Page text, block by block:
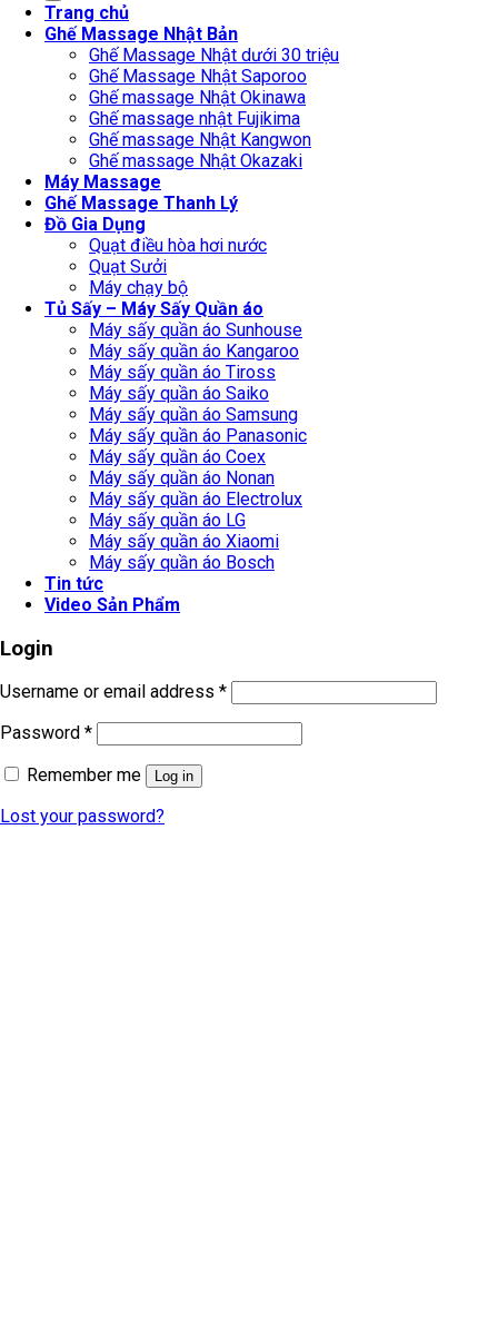
Trang chủ
Ghế Massage Nhật Bản
Ghế Massage Nhật dưới 30 triệu
Ghế Massage Nhật Saporoo
Ghế massage Nhật Okinawa
Ghế massage nhật Fujikima
Ghế massage Nhật Kangwon
Ghế massage Nhật Okazaki
Máy Massage
Ghế Massage Thanh Lý
Đồ Gia Dụng
Quạt điều hòa hơi nước
Quạt Sưởi
Máy chạy bộ
Tủ Sấy – Máy Sấy Quần áo
Máy sấy quần áo Sunhouse
Máy sấy quần áo Kangaroo
Máy sấy quần áo Tiross
Máy sấy quần áo Saiko
Máy sấy quần áo Samsung
Máy sấy quần áo Panasonic
Máy sấy quần áo Coex
Máy sấy quần áo Nonan
Máy sấy quần áo Electrolux
Máy sấy quần áo LG
Máy sấy quần áo Xiaomi
Máy sấy quần áo Bosch
Tin tức
Video Sản Phẩm
Login
Username or email address *
Password *
Remember me
Log in
Lost your password?